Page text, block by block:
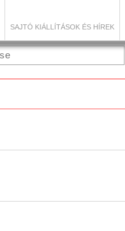
SAJTÓ KIÁLLÍTÁSOK ÉS HÍREK